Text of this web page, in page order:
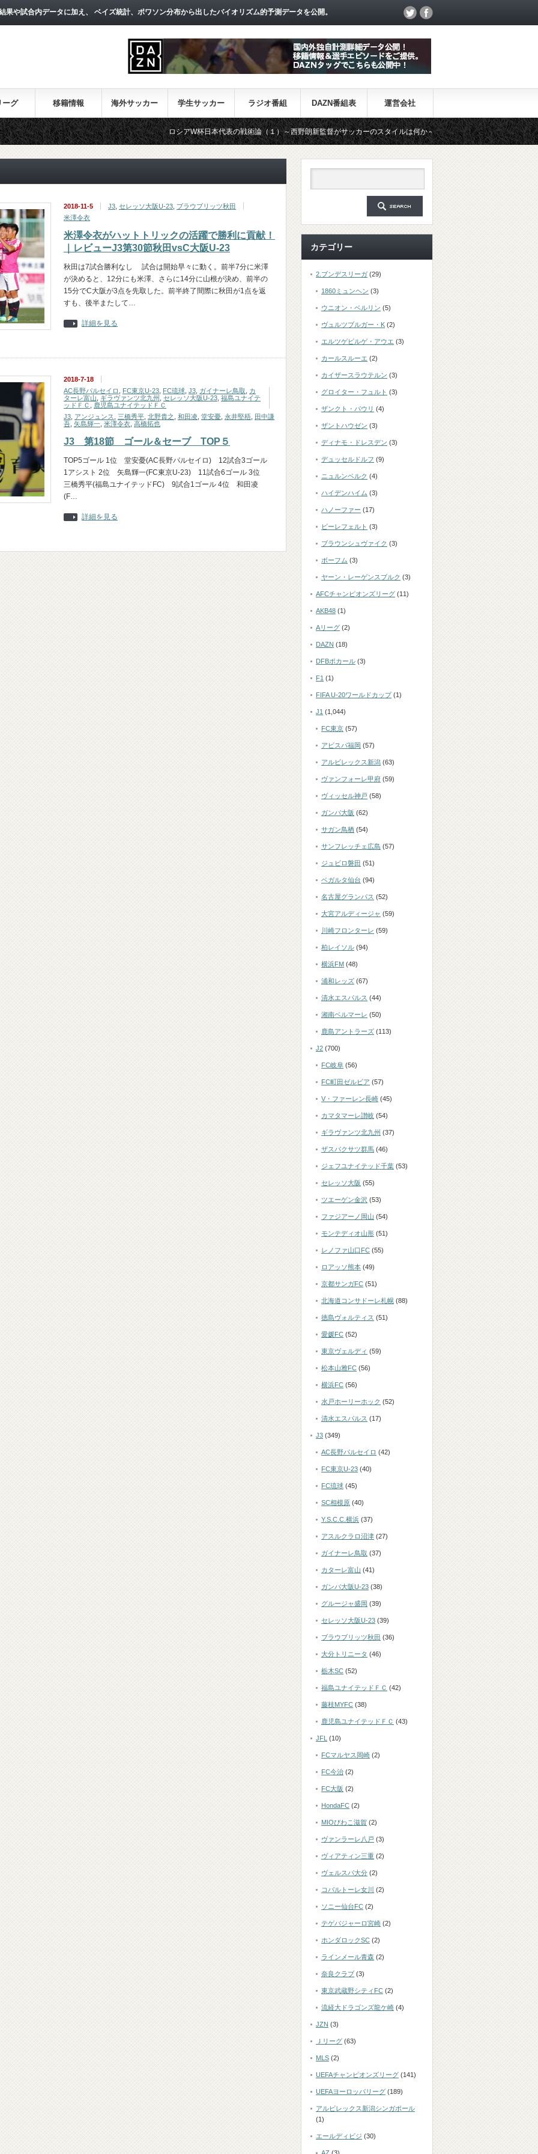
や試合内データに加え、 ベイズ統計、ポワソン分布から出したバイオリズム的予測データを公開。
ーグ 移籍情報 海外サッカー 学生サッカー ラジオ番組 DAZN番組表 運営会社
ロシアW杯日本代表の戦術論（１）～西野朗新監督がサッカーのスタイルは何か～ 【一覧】J1・J2・J3リーグ「
2018-11-5 J3 セレッソ大阪U-23 ブラウブリッツ秋田
米澤令衣
米澤令衣がハットトリックの活躍で勝利に貢献！
｜レビューJ3第30節秋田vsC大阪U-23
秋田は7試合勝利なし 試合は開始早々に動く。前半7分に米澤
が決めると、12分にも米澤、さらに14分に山根が決め、前半の
15分でC大阪が3点を先取した。前半終了間際に秋田が1点を返
すも、後半またして…
詳細を見る
2018-7-18
AC長野パルセイロ
FC東京U-23 FC琉球 J3 ガイナーレ鳥取
カ
ターレ富山
ギラヴァンツ北九州 セレッソ大阪U-23 福島ユナイテ
ッドＦＣ
鹿児島ユナイテッドＦＣ
J3 アンジュンス 三橋秀平 北野貴之 和田凌 堂安憂 永井堅梧 田中謙
吾 矢島輝一 米澤令衣 高橋拓也
J3 第18節 ゴール＆セーブ TOP５
TOP5ゴール 1位 堂安憂(AC長野パルセイロ) 12試合3ゴール
1アシスト 2位 矢島輝一(FC東京U-23) 11試合6ゴール 3位
三橋秀平(福島ユナイテッドFC) 9試合1ゴール 4位 和田凌
(F…
詳細を見る
カテゴリー
2.ブンデスリーガ (29)
1860ミュンヘン (3)
ウニオン・ベルリン (5)
ヴュルツブルガー・K (2)
エルツゲビルゲ・アウエ (3)
カールスルーエ (2)
カイザースラウテルン (3)
グロイター・フュルト (3)
ザンクト・パウリ (4)
ザントハウゼン (3)
ディナモ・ドレスデン (3)
デュッセルドルフ (9)
ニュルンベルク (4)
ハイデンハイム (3)
ハノーファー (17)
ビーレフェルト (3)
ブラウンシュヴァイク (3)
ボーフム (3)
ヤーン・レーゲンスブルク (3)
AFCチャンピオンズリーグ (11)
AKB48 (1)
Aリーグ (2)
DAZN (18)
DFBポカール (3)
F1 (1)
FIFA U-20ワールドカップ(1)
J1 (1,044)
FC東京 (57)
アビスパ福岡 (57)
アルビレックス新潟 (63)
ヴァンフォーレ甲府 (59)
ヴィッセル神戸 (58)
ガンバ大阪 (62)
サガン鳥栖 (54)
サンフレッチェ広島 (57)
ジュビロ磐田 (51)
ベガルタ仙台 (94)
名古屋グランパス (52)
大宮アルディージャ (59)
川崎フロンターレ (59)
柏レイソル (94)
横浜FM (48)
浦和レッズ (67)
清水エスパルス (44)
湘南ベルマーレ (50)
鹿島アントラーズ (113)
J2 (700)
FC岐阜 (56)
FC町田ゼルビア (57)
V・ファーレン長崎 (45)
カマタマーレ讃岐 (54)
ギラヴァンツ北九州 (37)
ザスパクサツ群馬 (46)
ジェフユナイテッド千葉 (53)
セレッソ大阪 (55)
ツエーゲン金沢 (53)
ファジアーノ岡山 (54)
モンテディオ山形 (51)
レノファ山口FC (55)
ロアッソ熊本 (49)
京都サンガFC (51)
北海道コンサドーレ札幌 (88)
徳島ヴォルティス (51)
愛媛FC (52)
東京ヴェルディ (59)
松本山雅FC (56)
横浜FC (56)
水戸ホーリーホック (52)
清水エスパルス (17)
J3 (349)
AC長野パルセイロ (42)
FC東京U-23 (40)
FC琉球 (45)
SC相模原 (40)
Y.S.C.C.横浜 (37)
アスルクラロ沼津 (27)
ガイナーレ鳥取 (37)
カターレ富山 (41)
ガンバ大阪U-23 (38)
グルージャ盛岡 (39)
セレッソ大阪U-23 (39)
ブラウブリッツ秋田 (36)
大分トリニータ (46)
栃木SC (52)
福島ユナイテッドＦＣ (42)
藤枝MYFC (38)
鹿児島ユナイテッドＦＣ (43)
JFL (10)
FCマルヤス岡崎 (2)
FC今治 (2)
FC大阪 (2)
HondaFC (2)
MIOびわこ滋賀 (2)
ヴァンラーレ八戸 (3)
ヴィアティン三重 (2)
ヴェルスパ大分 (2)
コバルトーレ女川 (2)
ソニー仙台FC (2)
テゲバジャーロ宮崎 (2)
ホンダロックSC (2)
ラインメール青森 (2)
奈良クラブ (3)
東京武蔵野シティFC (2)
流経大ドラゴンズ龍ケ崎 (4)
JZN (3)
Ｊリーグ (63)
MLS (2)
UEFAチャンピオンズリーグ (141)
UEFAヨーロッパリーグ (189)
アルビレックス新潟シンガポール
(1)
エールディビジ (30)